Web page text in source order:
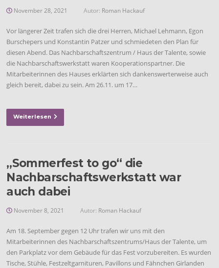
November 28, 2021 Autor: Roman Hackauf
Vor längerer Zeit trafen sich die drei Herren, Michael Lehmann, Egon
Burschepers und Konstantin Patzer und schmiedeten den Plan für
diesen Abend. Das Nachbarschaftszentrum / Haus der Talente, sowie
die Nachbarschaftswerkstatt waren Kooperationspartner. Die
Mitarbeiterinnen des Hauses erklärten sich dankenswerterweise auch
gleich bereit, dabei zu sein. Am 26.11. um 17…
Weiterlesen
„Sommerfest to go“ die
Nachbarschaftswerkstatt war
auch dabei
November 8, 2021 Autor: Roman Hackauf
Am 18. September gegen 12 Uhr trafen wir uns mit den
Mitarbeiterinnen des Nachbarschaftszentrums/Haus der Talente, um
den Parkplatz vor dem Gebäude für das Fest vorzubereiten. Es wurden
Tische, Stühle, Festzeltgarnituren, Pavillons und Fähnchen Girlanden